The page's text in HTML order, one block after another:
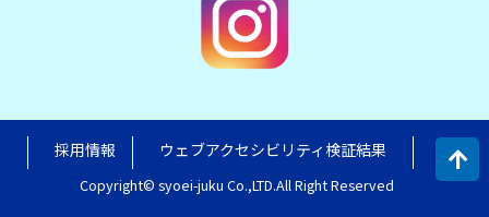
採用情報 ウェブアクセシビリティ検証結果
Copyright© syoei-juku Co.,LTD.All Right Reserved